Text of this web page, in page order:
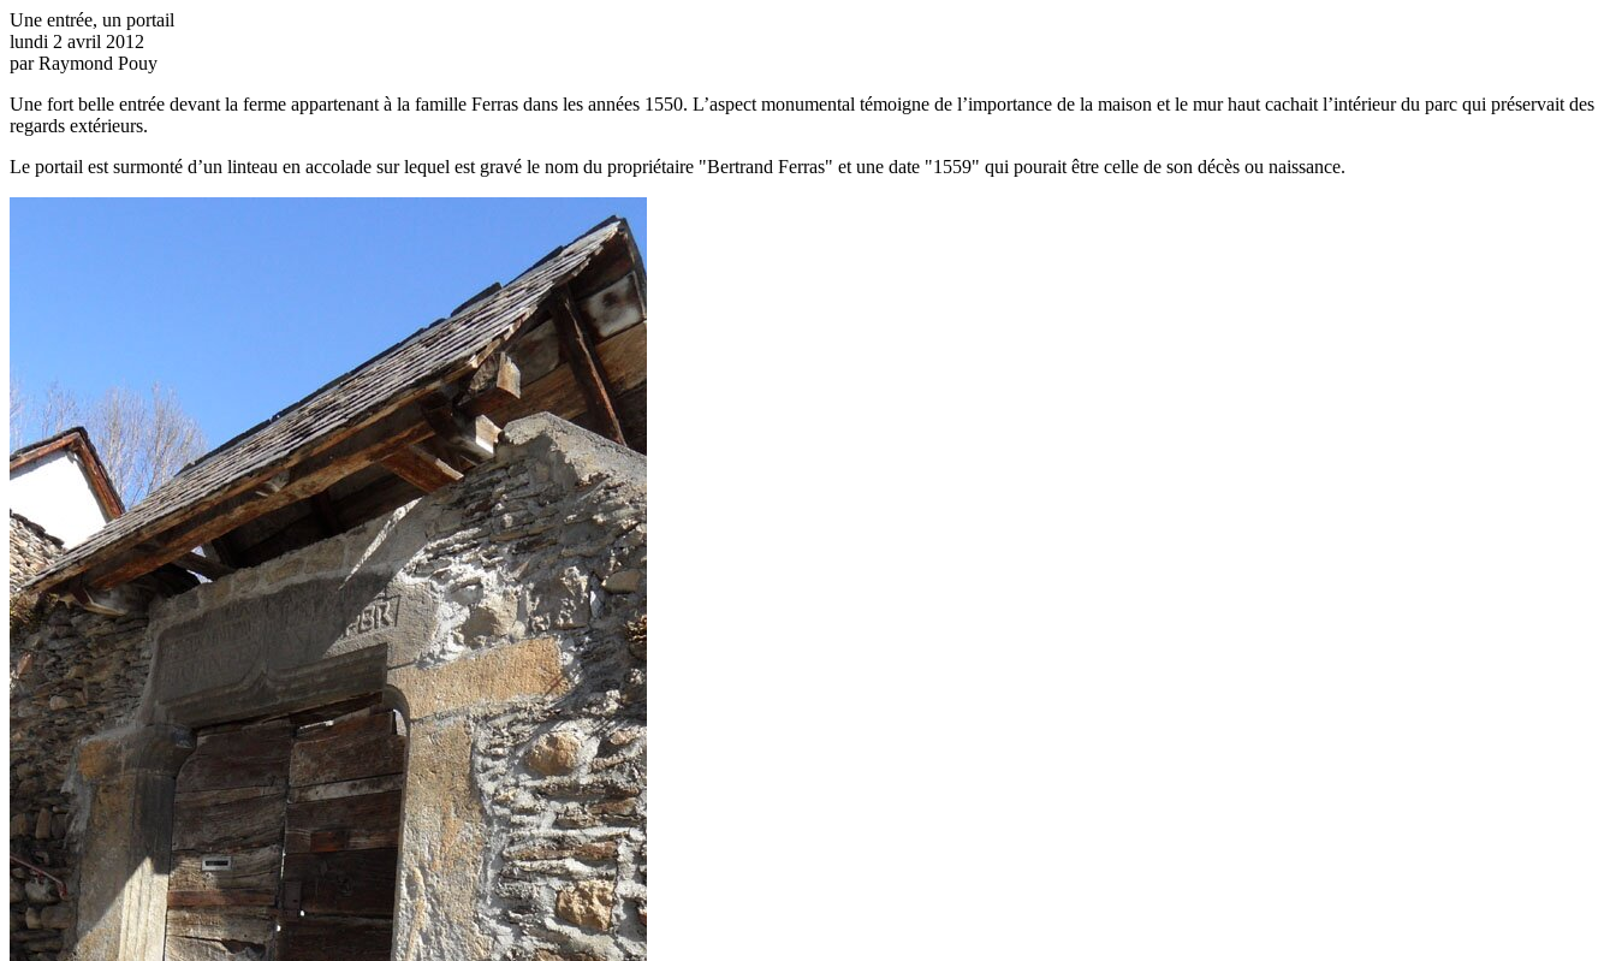
Une entrée, un portail
lundi 2 avril 2012
par Raymond Pouy
Une fort belle entrée devant la ferme appartenant à la famille Ferras dans les années 1550. L’aspect monumental témoigne de l’importance de la maison et le mur haut cachait l’intérieur du parc qui préservait des
regards extérieurs.
Le portail est surmonté d’un linteau en accolade sur lequel est gravé le nom du propriétaire "Bertrand Ferras" et une date "1559" qui pourait être celle de son décès ou naissance.